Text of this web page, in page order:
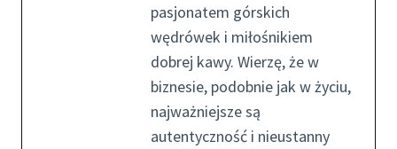
pasjonatem górskich
wędrówek i miłośnikiem
dobrej kawy. Wierzę, że w
biznesie, podobnie jak w życiu,
najważniejsze są
autentyczność i nieustanny